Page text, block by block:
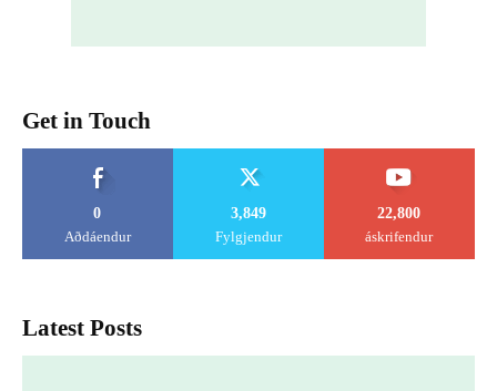
Get in Touch
0
Aðdáendur
3,849
Fylgjendur
22,800
áskrifendur
Latest Posts